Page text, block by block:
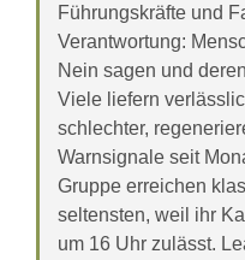
Führungskräfte und
Verantwortung:
Nein sagen und
Viele liefern
schlechter,
Warnsignale seit
Gruppe erreichen
seltensten, weil ihr
um 16 Uhr zulässt.